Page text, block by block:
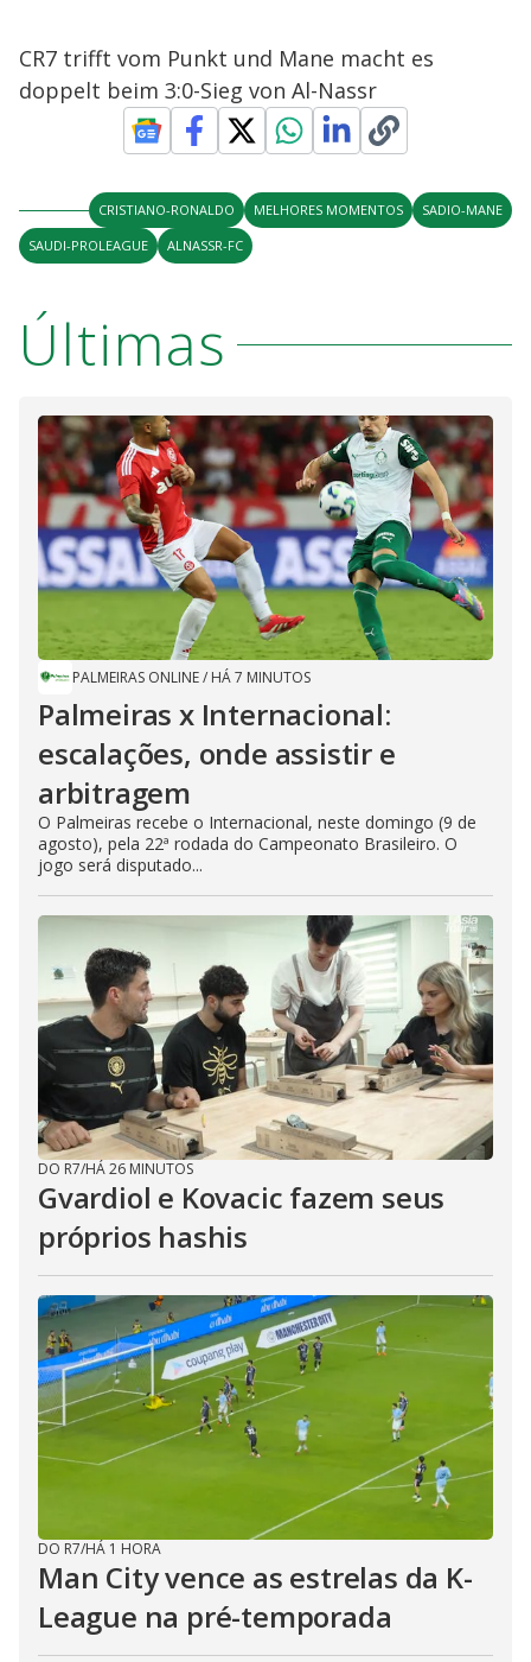
CR7 trifft vom Punkt und Mane macht es
doppelt beim 3:0-Sieg von Al-Nassr
CRISTIANO-RONALDO MELHORES MOMENTOS
SADIO-MANE
SAUDI-PROLEAGUE
ALNASSR-FC
Últimas
PALMEIRAS ONLINE/ HÁ 7 MINUTOS
Palmeiras x Internacional:
escalações, onde assistir e
arbitragem
O Palmeiras recebe o Internacional, neste domingo (9 de
agosto), pela 22ª rodada do Campeonato Brasileiro. O
jogo será disputado...
DO R7/HÁ 26 MINUTOS
Gvardiol e Kovacic fazem seus
próprios hashis
DO R7/HÁ 1 HORA
Man City vence as estrelas da K-
League na pré-temporada